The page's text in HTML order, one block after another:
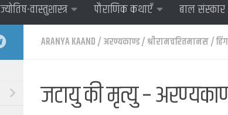
ज्योतिष-वास्तुशास्त्र पौराणिक कथाएँ बाल संस्कार
ARANYA KAAND/ अरण्यकाण्ड/श्रीरामचरितमानस/
जटायु की मृत्यु –